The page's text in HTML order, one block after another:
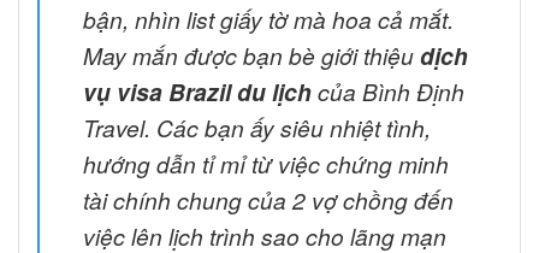
bận, nhìn list giấy tờ mà hoa cả mắt.
May mắn được bạn bè giới thiệudịch
vụ visa Brazil du lịchcủa Bình Định
Travel. Các bạn ấy siêu nhiệt tình,
hướng dẫn tỉ mỉ từ việc chứng minh
tài chính chung của 2 vợ chồng đến
việc lên lịch trình sao cho lãng mạn